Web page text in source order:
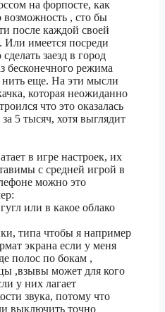
на форпосте, как
возможность , сто бы
после каждой своей
Или имеется посреди
заезд в город
бесконечного режима
еще. На эти мысли
которая неожиданно
что это оказалась
5 тысяч, хотя выглядит
в игре настроек, их
с средней игрой в
можно это
или в какое облако
типа чтобы я например
экрана если у меня
полос по бокам ,
,взывы может для кого
у них лагает
звука, потому что
выключить точно